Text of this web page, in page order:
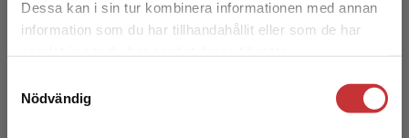
Dessa kan i sin tur kombinera informationen med annan
information som du har tillhandahållit eller som de har
Nödvändig
Det verkar som att du besöker
studentlitteratur.se via en enhet utanför Sverige.
Vi erbjuder inte leveranser utanför Sverige. För
att kunna slutföra ett köp måste